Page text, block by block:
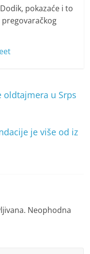
pokazaće i to
oldtajmera u Srps
je više od iz
Neophodna